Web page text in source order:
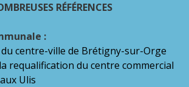
RÉFÉRENCES
:
centre-ville de Brétigny-sur-Orge
requalification du centre commercial
Ulis